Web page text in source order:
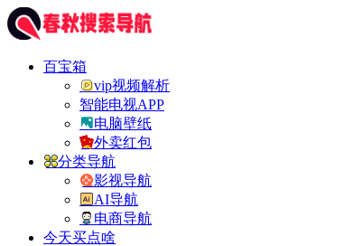
百宝箱
vip视频解析
智能电视APP
电脑壁纸
外卖红包
分类导航
影视导航
AI导航
电商导航
今天买点啥